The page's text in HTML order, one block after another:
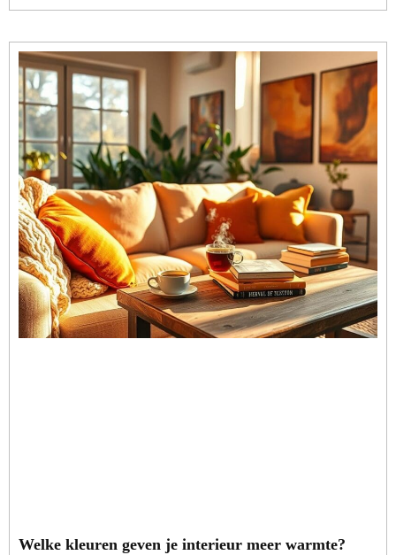
Welke kleuren geven je interieur meer warmte?